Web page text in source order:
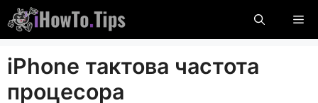
Пропустити
вміст
iPhone тактова частота
процесора